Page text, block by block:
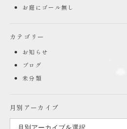
お庭にゴール無し
カテゴリー
お知らせ
ブログ
未分類
月別アーカイブ